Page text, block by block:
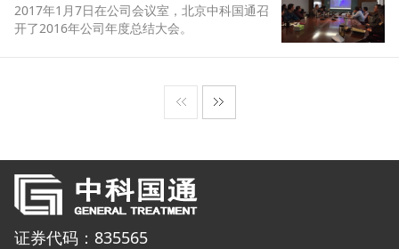
2017年1月7日在公司会议室，北京中科国通召
开了2016年公司年度总结大会。
证券代码：835565